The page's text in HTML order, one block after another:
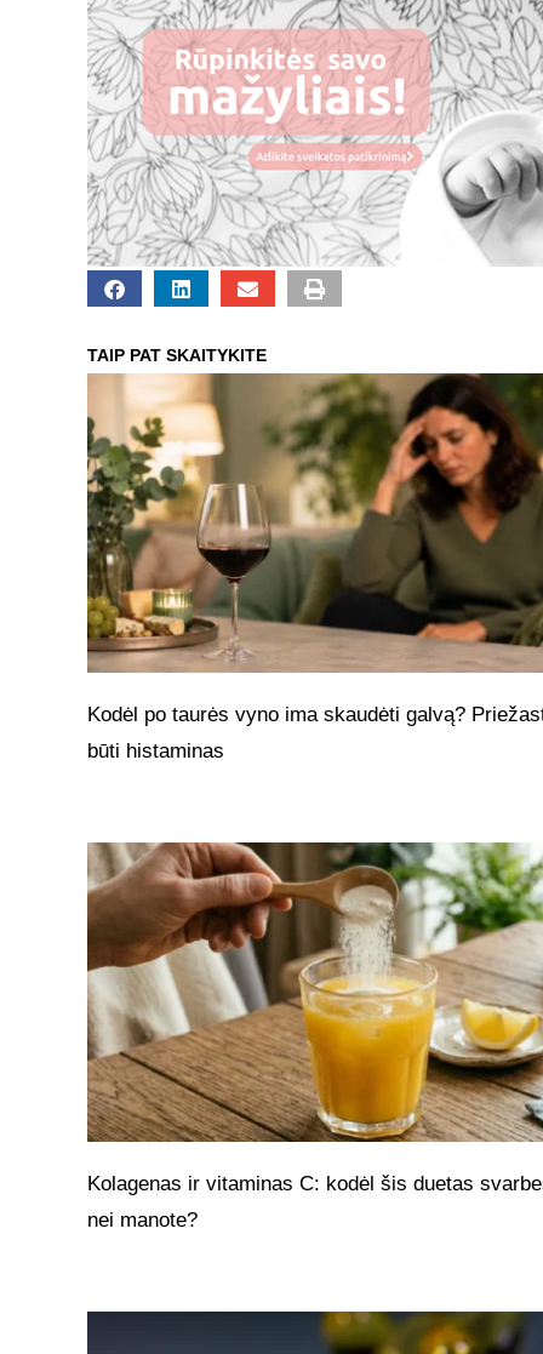
TAIP PAT SKAITYKITE
Kodėl po taurės vyno ima skaudėti galvą?
būti histaminas
Kolagenas ir vitaminas C: kodėl šis duetas
nei manote?